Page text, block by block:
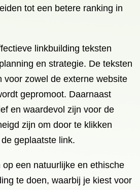
tot een betere ranking in
linkbuilding teksten
en strategie. De teksten
voor zowel de externe website
gepromoot. Daarnaast
en waardevol zijn voor de
zijn om door te klikken
geplaatste link.
een natuurlijke en ethische
te doen, waarbij je kiest voor